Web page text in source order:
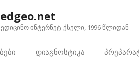
ინტერნეტ-ქსელი, 1996 წლიდან
დიაგნოსტიკა